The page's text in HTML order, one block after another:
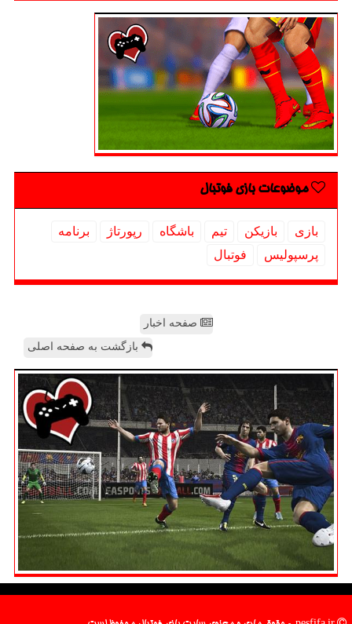
موضوعات بازی فوتبال
بازی بازیكن تیم باشگاه رپورتاژ
برنامه
پرسپولیس
فوتبال
صفحه اخبار
بازگشت به صفحه اصلی